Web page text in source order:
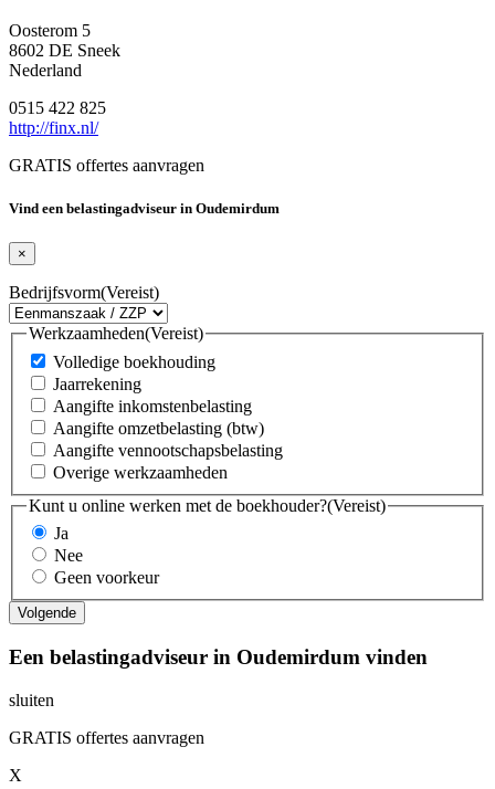
Oosterom 5
8602 DE Sneek
Nederland
0515 422 825
http://finx.nl/
GRATIS offertes aanvragen
Vind een belastingadviseur in Oudemirdum
×
Bedrijfsvorm(Vereist)
Werkzaamheden(Vereist)
Volledige boekhouding
Jaarrekening
Aangifte inkomstenbelasting
Aangifte omzetbelasting (btw)
Aangifte vennootschapsbelasting
Overige werkzaamheden
Kunt u online werken met de boekhouder?(Vereist)
Ja
Nee
Geen voorkeur
Een belastingadviseur in Oudemirdum vinden
sluiten
GRATIS offertes aanvragen
X